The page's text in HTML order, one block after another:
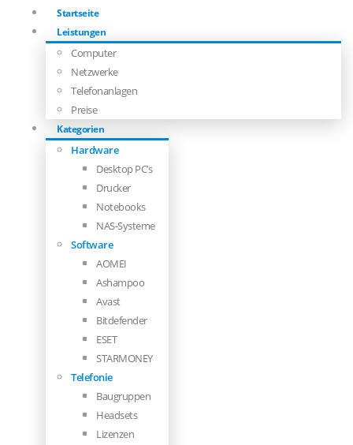
Startseite
Leistungen
Computer
Netzwerke
Telefonanlagen
Preise
Kategorien
Hardware
Desktop PC’s
Drucker
Notebooks
NAS-Systeme
Software
AOMEI
Ashampoo
Avast
Bitdefender
ESET
STARMONEY
Telefonie
Baugruppen
Headsets
Lizenzen